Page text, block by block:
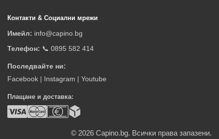
Контакти & Социални мрежи
Имейл: info@capino.bg
Телефон: 📞 0895 582 414
Последвайте ни:
Facebook | Instagram | Youtube
Плащане и доставка:
© 2026 Capino.bg. Всички права запазени.